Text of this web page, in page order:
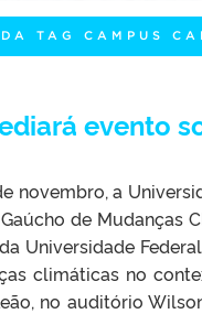
TAG CAMPUS
evento
novembro, a
de Mudanças
Universidade
climáticas no
no auditório